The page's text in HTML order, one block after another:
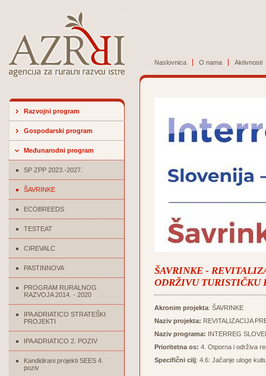
Naslovnica O nama Aktivnosti
Razvojni program
Gospodarski program
Međunarodni program
SP ZPP 2023.-2027.
ŠAVRINKE
ECOBREEDS
TESTEAT
CIREVALC
PASTINNOVA
PROGRAM RURALNOG
RAZVOJA 2014. - 2020
IPA ADRIATICO STRATEŠKI
PROJEKTI
IPA ADRIATICO 2. POZIV
Kandidirani projekti SEES 4.
poziv
ŠAVRINKE -
ODRŽIVU TURISTIČKU
Akronim projekta: ŠAVRINKE
Naziv projekta: REVITALIZACIJA
Naziv programa: INTERREG
Prioritetna os: 4. Otporna i održiva
Specifični cilj: 4.6: Jačanje uloge